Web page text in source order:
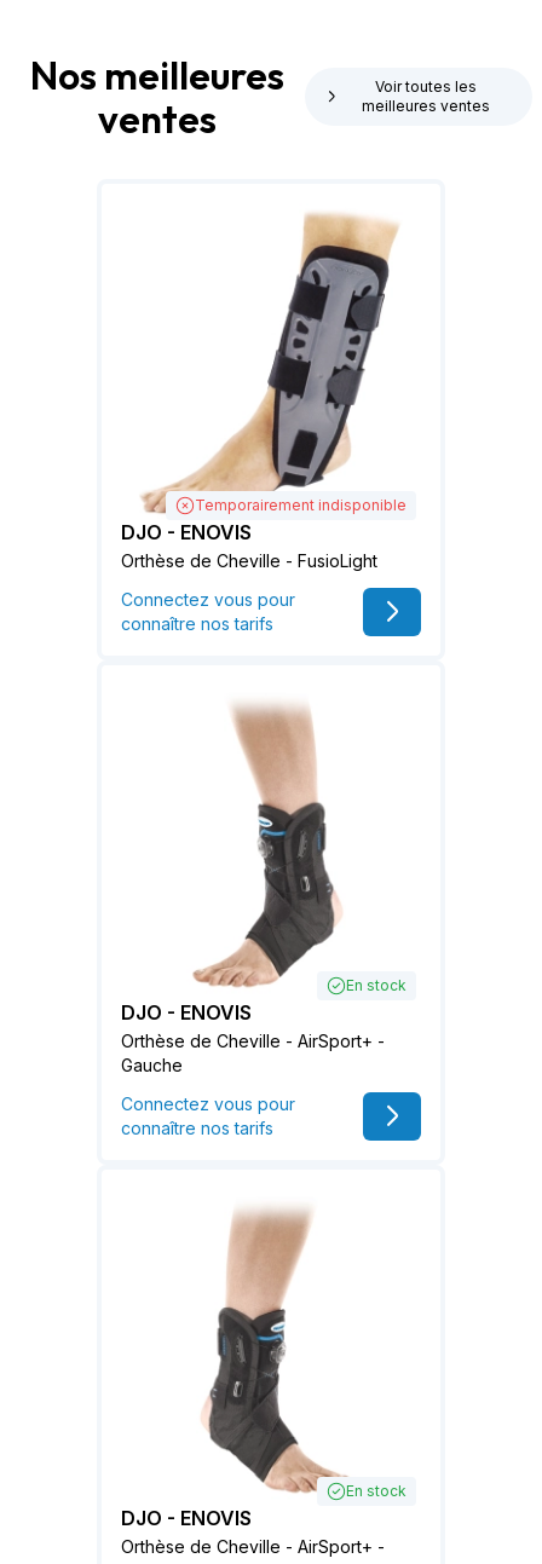
Nos meilleures
ventes
Voir toutes les
meilleures ventes
Temporairement indisponible
DJO - ENOVIS
Orthèse de Cheville - FusioLight
Connectez vous pour
connaître nos tarifs
En stock
DJO - ENOVIS
Orthèse de Cheville - AirSport+ -
Gauche
Connectez vous pour
connaître nos tarifs
En stock
DJO - ENOVIS
Orthèse de Cheville - AirSport+ -